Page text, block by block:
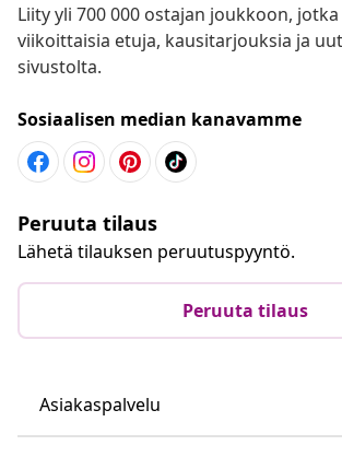
Liity yli 700 000 ostajan joukkoon,
viikoittaisia etuja, kausitarjouksia ja
sivustolta.
Sosiaalisen median kanavamme
Peruuta tilaus
Lähetä tilauksen peruutuspyyntö.
Peruuta tilaus
Asiakaspalvelu